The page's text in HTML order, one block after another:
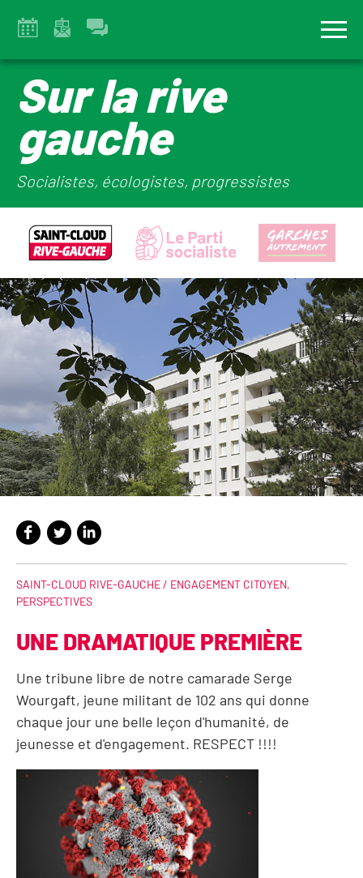
Sur la rive
gauche
Socialistes, écologistes, progressistes
SAINT-CLOUD RIVE-GAUCHE / ENGAGEMENT CITOYEN,
PERSPECTIVES
UNE DRAMATIQUE PREMIÈRE
Une tribune libre de notre camarade Serge
Wourgaft, jeune militant de 102 ans qui donne
chaque jour une belle leçon d'humanité, de
jeunesse et d'engagement. RESPECT !!!!